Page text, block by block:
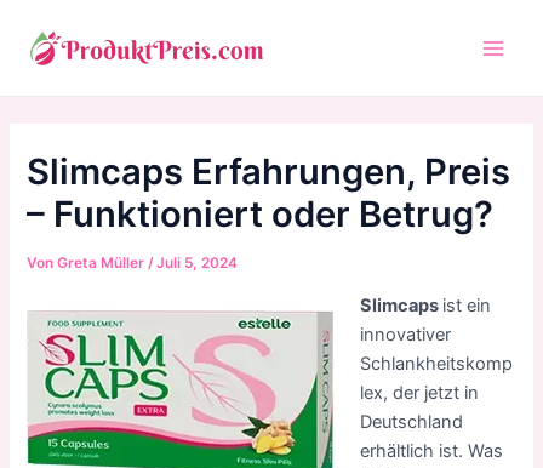
Inhalt
springen
Slimcaps Erfahrungen, Preis
– Funktioniert oder Betrug?
VonGreta Müller /Juli 5, 2024
Slimcaps ist ein
innovativer
Schlankheitskomp
lex, der jetzt in
Deutschland
erhältlich ist. Was